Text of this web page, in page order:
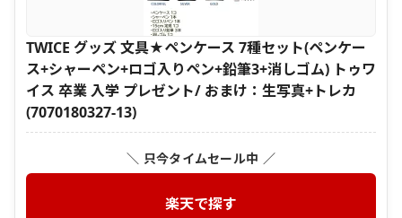
TWICE グッズ 文具★ペンケース 7種セット(ペンケー
ス+シャーペン+ロゴ入りペン+鉛筆3+消しゴム) トゥワ
イス 卒業 入学 プレゼント/ おまけ：生写真+トレカ
(7070180327-13)
＼ 只今タイムセール中 ／
楽天で探す